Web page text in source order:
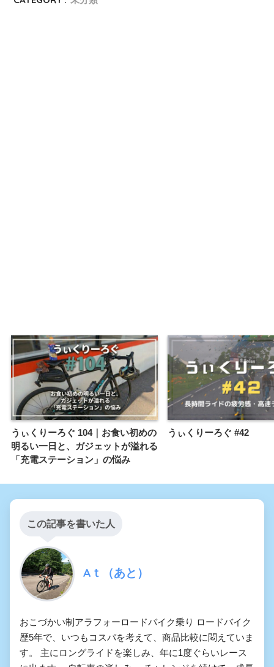
うぃくりーろぐ 104｜お食い初めの
明るい一日と、ガジェットが溢れる
「充電ステーション」の悩み
うぃくりーろぐ #42
この記事を書いた人
Aｔ（あと）
おこづかい制アラフォーロードバイク乗り ロードバイク
歴5年で、いつもコスパを考えて、商品比較に悶えていま
す。 主にロングライドを楽しみ、年に1度ぐらいレース